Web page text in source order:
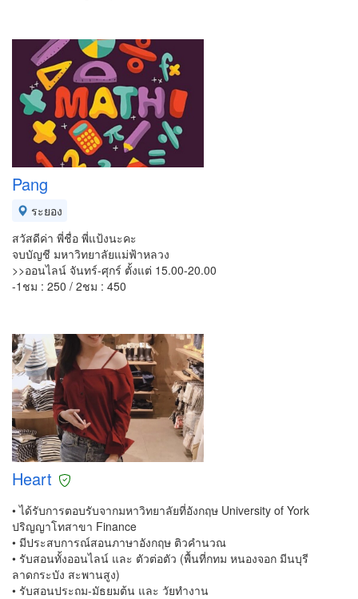
Pang
ระยอง
สวัสดีค่า พี่ชื่อ พี่แป้งนะคะ
จบบัญชี มหาวิทยาลัยแม่ฟ้าหลวง
>>ออนไลน์ จันทร์-ศุกร์ ตั้งแต่ 15.00-20.00
-1ชม : 250 / 2ชม : 450
Heart
• ได้รับการตอบรับจากมหาวิทยาลัยที่อังกฤษ University of York
ปริญญาโทสาขา Finance
• มีประสบการณ์สอนภาษาอังกฤษ ติวคำนวณ
• รับสอนทั้งออนไลน์ และ ตัวต่อตัว (พื้นที่กทม หนองจอก มีนบุรี
ลาดกระบัง สะพานสูง)
• รับสอนประถม-มัธยมต้น และ วัยทำงาน